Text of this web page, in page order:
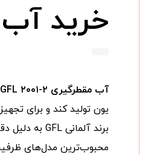
خرید
آب مقطرگیری GFL ۲۰۰۱-۲
یون تولید کند و برای
محبوب‌ترین مدل‌های